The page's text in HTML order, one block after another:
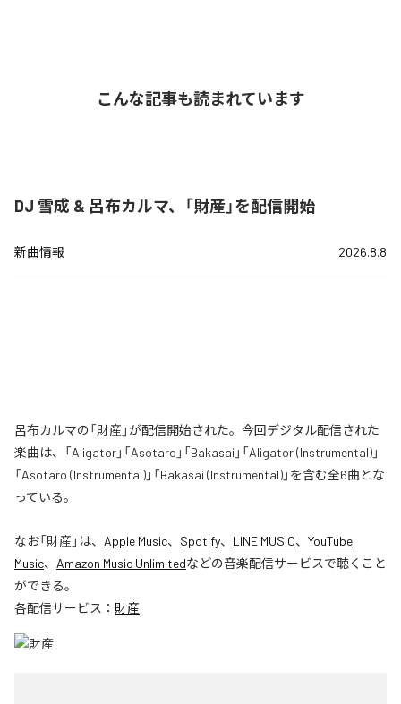
こんな記事も読まれています
DJ 雪成 & 呂布カルマ、「財産」を配信開始
新曲情報 2026.8.8
呂布カルマの「財産」が配信開始された。今回デジタル配信された
楽曲は、「Aligator」「Asotaro」「Bakasai」「Aligator (Instrumental)」
「Asotaro (Instrumental)」「Bakasai (Instrumental)」を含む全6曲とな
っている。
なお「財産」は、 Apple Music、 Spotify、 LINE MUSIC、 YouTube
Music、 Amazon Music Unlimitedなどの音楽配信サービスで聴くこと
ができる。
各配信サービス： 財産